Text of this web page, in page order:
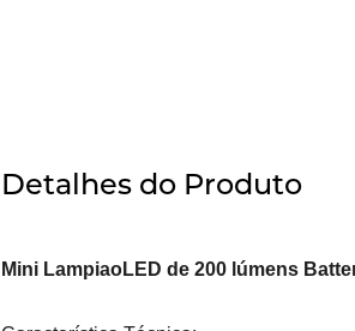
Detalhes do Produto
Mini LampiaoLED de 200 lúmens